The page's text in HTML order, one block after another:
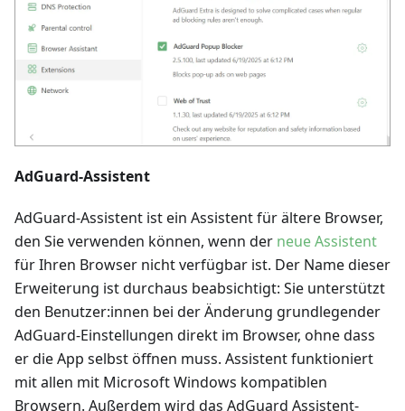
AdGuard-Assistent
AdGuard-Assistent ist ein Assistent für ältere Browser,
den Sie verwenden können, wenn der neue Assistent
für Ihren Browser nicht verfügbar ist. Der Name dieser
Erweiterung ist durchaus beabsichtigt: Sie unterstützt
den Benutzer:innen bei der Änderung grundlegender
AdGuard-Einstellungen direkt im Browser, ohne dass
er die App selbst öffnen muss. Assistent funktioniert
mit allen mit Microsoft Windows kompatiblen
Browsern. Außerdem wird das AdGuard Assistent-